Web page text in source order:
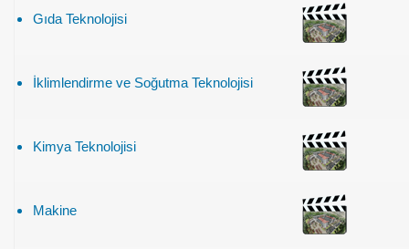
Gıda Teknolojisi
İklimlendirme ve Soğutma Teknolojisi
Kimya Teknolojisi
Makine